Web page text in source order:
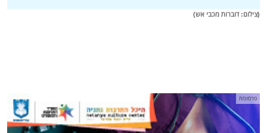
(צילום: דוברות מכבי אש)
פרסומת